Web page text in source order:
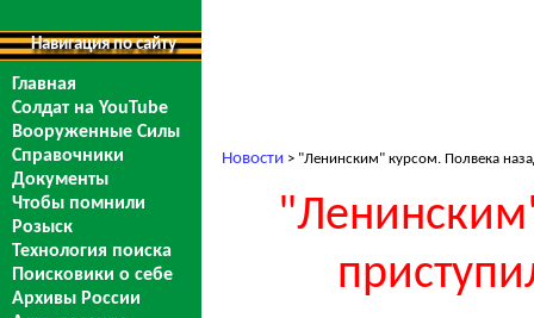
Навигация по сайту
Главная
Солдат на YouTube
Вооруженные Силы
Справочники
Документы
Чтобы помнили
Розыск
Технология поиска
Поисковики о себе
Архивы России
Новости > "Ленинским" курсом. Полвека